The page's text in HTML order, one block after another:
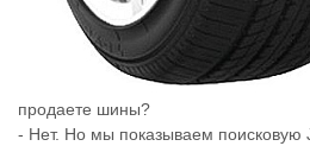
продаете шины?
- Нет. Но мы показываем поисковую